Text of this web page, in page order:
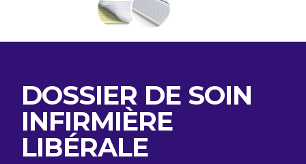
DOSSIER DE SOIN
INFIRMIÈRE
LIBÉRALE